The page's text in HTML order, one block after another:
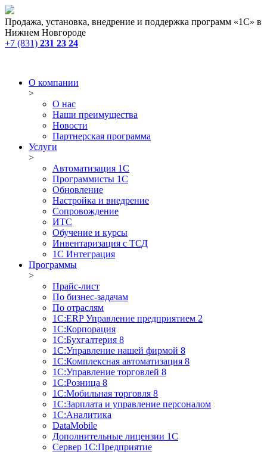
Продажа, установка, внедрение и поддержка программ «1С» в
Нижнем Новгороде
+7 (831) 231 23 24
О компании
>
О нас
Наши преимущества
Новости
Партнерская программа
Услуги
>
Автоматизация 1С
Программисты 1С
Обновление
Настройка и внедрение
Сопровождение
ИТС
Обучение и курсы
Инвентаризация с ТСД
1С Интеграция
Программы
>
Прайс-лист
По бизнес-задачам
По отраслям
1C:ERP Управление предприятием 2
1С:Корпорация
1С:Бухгалтерия 8
1С:Управление нашей фирмой 8
1С:Комплексная автоматизация 8
1С:Управление торговлей 8
1С:Розница 8
1С:Мобильная торговля 8
1С:Зарплата и управление персоналом
1С:Аналитика
DataMobile
Дополнительные лицензии 1С
Сервер 1С:Предприятие